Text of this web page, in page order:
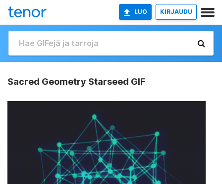
LUO KIRJAUDU
Sacred Geometry Starseed GIF